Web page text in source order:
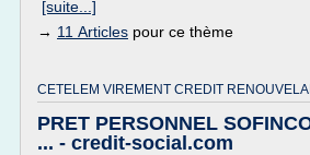
[suite...]
→ 11 Articles pour ce thème
CETELEM VIREMENT CREDIT
PRET PERSONNEL
... - credit-social.com